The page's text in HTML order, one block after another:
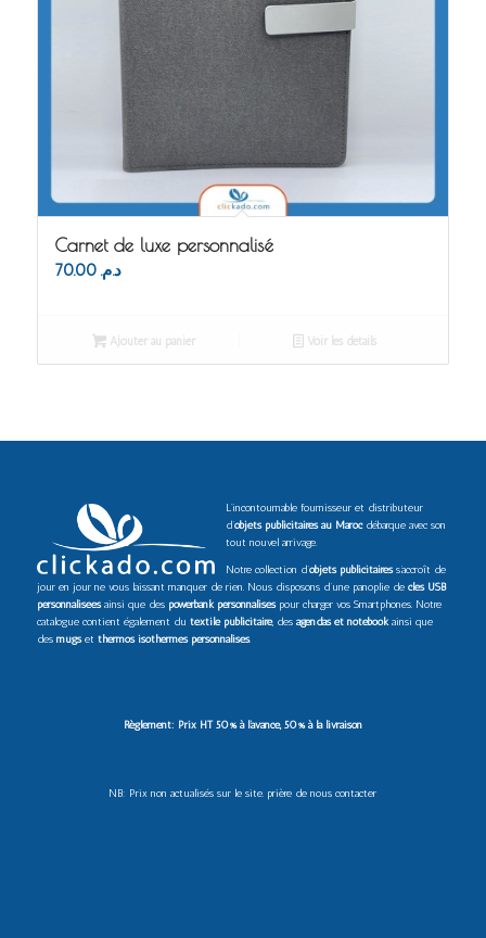
Carnet de luxe personnalisé
د.م. 70.00
Ajouter au panier Voir les détails
L’incontournable fournisseur et distributeur
d’objets publicitaires au Marocdébarque avec son
tout nouvel arrivage.
Notre collection d’objets publicitairess’accroît de
jour en jour ne vous laissant manquer de rien. Nous disposons d’une panoplie de clés USB
personnaliséesainsi que des powerbank personnaliséspour charger vos Smartphones. Notre
catalogue contient également du textile publicitaire, des agendas et notebookainsi que
des mugset thermos isothermes personnalisés.
Règlement: Prix HT 50% à l’avance, 50% à la livraison
NB: Prix non actualisés sur le site. prière de nous contacter